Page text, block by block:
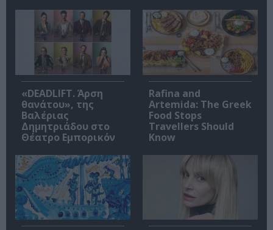
«DEADLIFT. Άρση
θανάτου», της
Βαλέριας
Δημητριάδου στο
Θέατρο Εμπορικόν
Rafina and
Artemida: The Greek
Food Stops
Travellers Should
Know